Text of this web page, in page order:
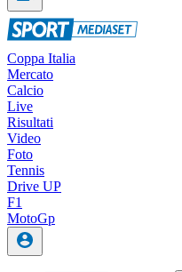
Coppa Italia
Mercato
Calcio
Live
Risultati
Video
Foto
Tennis
Drive UP
F1
MotoGp